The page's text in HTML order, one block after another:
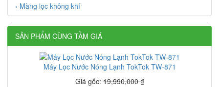
› Màng lọc không khí
SẢN PHẨM CÙNG TẦM GIÁ
Máy Lọc Nước Nóng Lạnh TokTok TW-871
Giá gốc:19,990,000 ₫